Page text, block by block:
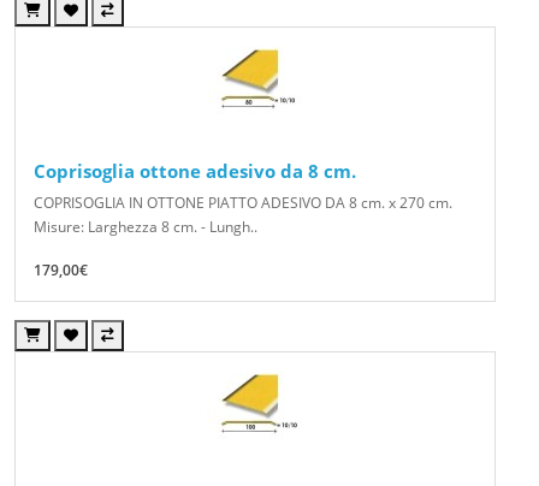
Coprisoglia ottone adesivo da 8 cm.
COPRISOGLIA IN OTTONE PIATTO ADESIVO DA 8 cm. x 270 cm.
Misure: Larghezza 8 cm. - Lungh..
179,00€